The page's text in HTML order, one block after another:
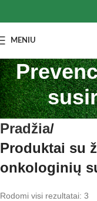
MENIU
Pradžia
Produktai su
onkologinių
Rodomi visi rezultatai: 3